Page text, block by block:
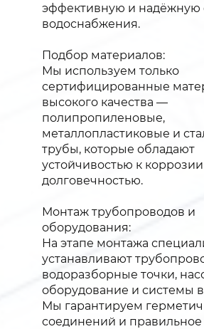
эффективную и надёжную
водоснабжения.
Подбор материалов:
Мы используем только
сертифицированные
высокого качества —
полипропиленовые,
металлопластиковые и
трубы, которые обладают
устойчивостью к
долговечностью.
Монтаж трубопроводов и
оборудования:
На этапе монтажа
устанавливают
водоразборные точки,
оборудование и системы
Мы гарантируем
соединений и правильное